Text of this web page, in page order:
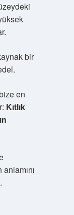
bir
en
Kıtlık